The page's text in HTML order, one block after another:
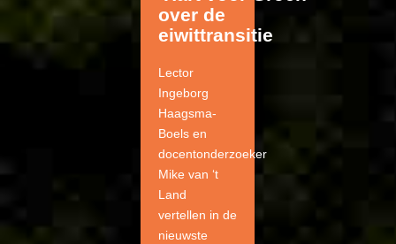
over de
eiwittransitie
Lector
Ingeborg
Haagsma-
Boels en
docentonderzoeker
Mike van ‘t
Land
vertellen in de
nieuwste